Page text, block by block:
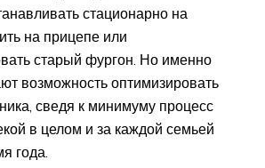
стационарно на
на прицепе или
старый фургон. Но именно
возможность оптимизировать
сведя к минимуму процесс
в целом и за каждой семьей
года.